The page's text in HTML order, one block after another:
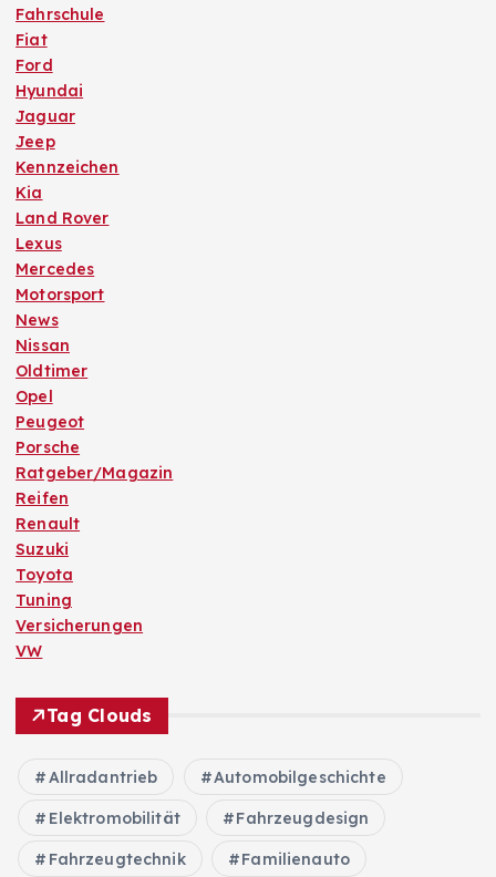
Fahrschule
Fiat
Ford
Hyundai
Jaguar
Jeep
Kennzeichen
Kia
Land Rover
Lexus
Mercedes
Motorsport
News
Nissan
Oldtimer
Opel
Peugeot
Porsche
Ratgeber/Magazin
Reifen
Renault
Suzuki
Toyota
Tuning
Versicherungen
VW
Tag Clouds
Allradantrieb Automobilgeschichte
Elektromobilität Fahrzeugdesign
Fahrzeugtechnik Familienauto